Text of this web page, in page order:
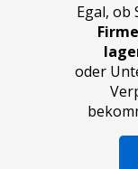
Egal, ob
oder